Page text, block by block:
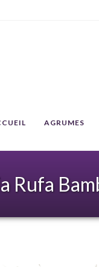
AGRUMES
Rufa